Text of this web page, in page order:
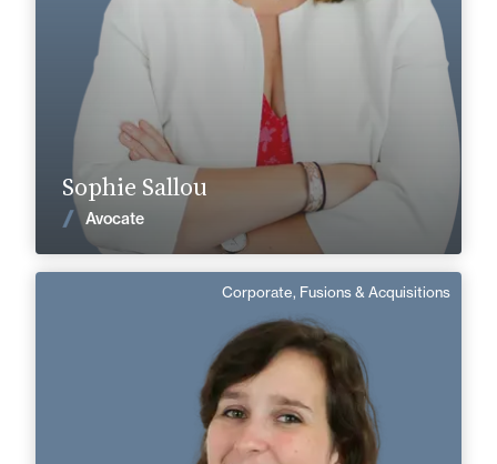
Sophie Sallou
Avocate
En savoir plus
Voir les actualités
Corporate, Fusions & Acquisitions
Lea Crespo
Domaine d’expertises :
Corporate, Fusions & Acquisitions